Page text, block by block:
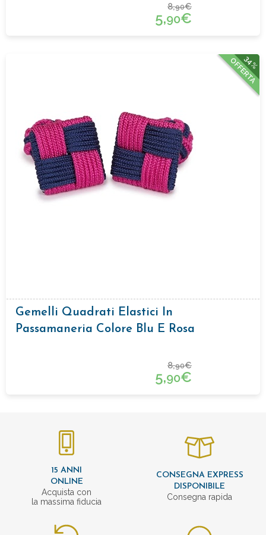
8,90€
5,90€
34%
OFFERTA
Gemelli Quadrati Elastici In
Passamaneria Colore Blu E Rosa
8,90€
5,90€
15 ANNI
ONLINE
Acquista con
la massima fiducia
CONSEGNA EXPRESS
DISPONIBILE
Consegna rapida